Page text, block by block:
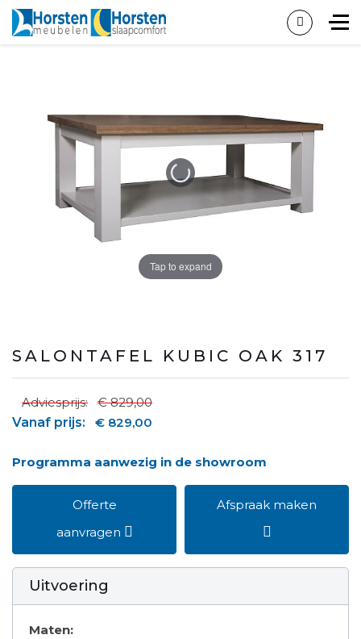
Tap to expand
SALONTAFEL KUBIC OAK 317
Adviesprijs:
€ 829,00
Vanaf prijs:
€ 829,00
Programma aanwezig in de showroom
Offerte
aanvragen
Afspraak maken
Uitvoering
Maten: